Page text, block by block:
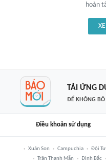
hoàn
TẢI ỨNG
ĐỂ KHÔNG BỎ
Điều khoản sử dụng
Xuân Son Campuchia Đội
Trần Thanh Mẫn
Đình Bắc